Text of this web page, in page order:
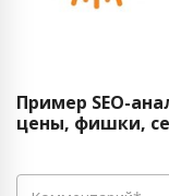
Пример SEO-
цены, фишки,